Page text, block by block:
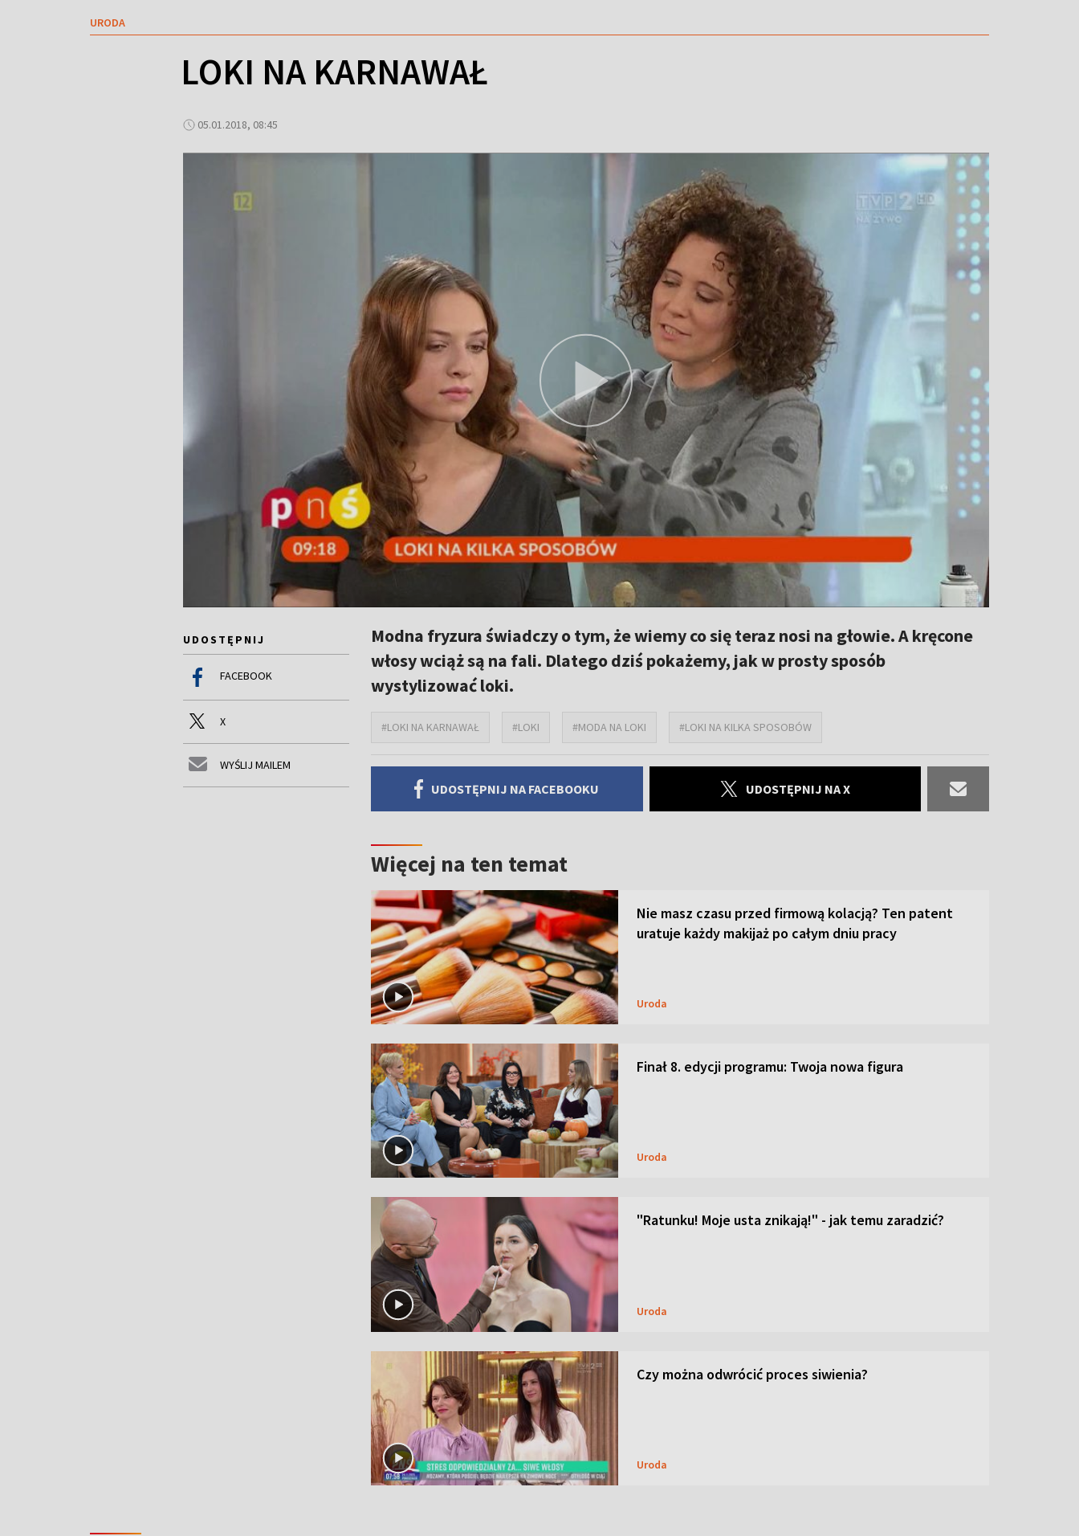
URODA
LOKI NA KARNAWAŁ
05.01.2018, 08:45
UDOSTĘPNIJ
FACEBOOK
X
WYŚLIJ MAILEM
Modna fryzura świadczy o tym, że wiemy co się teraz nosi na głowie. A kręcone
włosy wciąż są na fali. Dlatego dziś pokażemy, jak w prosty sposób
wystylizować loki.
#LOKI NA KARNAWAŁ #LOKI #MODA NA LOKI #LOKI NA KILKA SPOSOBÓW
UDOSTĘPNIJ NA FACEBOOKU UDOSTĘPNIJ NA X
Więcej na ten temat
Nie masz czasu przed firmową kolacją? Ten patent
uratuje każdy makijaż po całym dniu pracy
Uroda
Finał 8. edycji programu: Twoja nowa figura
Uroda
"Ratunku! Moje usta znikają!" - jak temu zaradzić?
Uroda
Czy można odwrócić proces siwienia?
Uroda